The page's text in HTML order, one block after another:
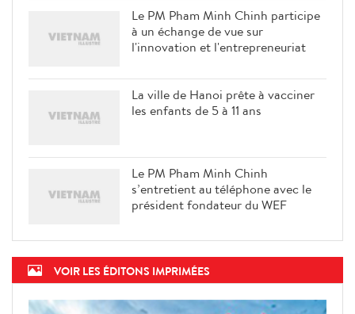
Le PM Pham Minh Chinh participe
à un échange de vue sur
l'innovation et l'entrepreneuriat
La ville de Hanoi prête à vacciner
les enfants de 5 à 11 ans
Le PM Pham Minh Chinh
s’entretient au téléphone avec le
président fondateur du WEF
VOIR LES ÉDITONS IMPRIMÉES